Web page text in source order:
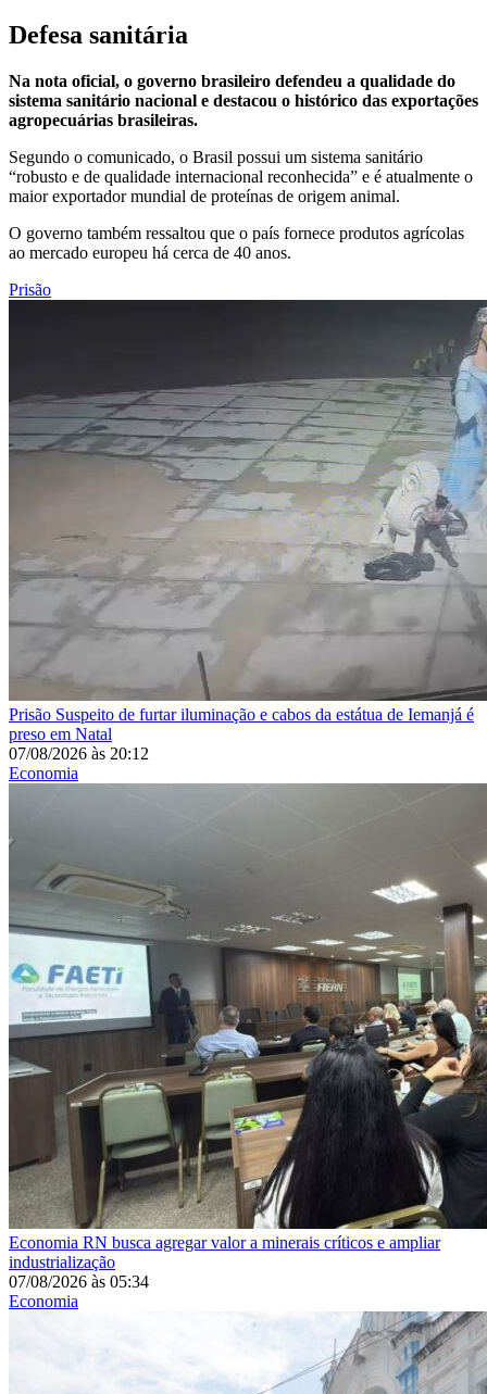
Defesa sanitária
Na nota oficial, o governo brasileiro defendeu a qualidade do
sistema sanitário nacional e destacou o histórico das exportações
agropecuárias brasileiras.
Segundo o comunicado, o Brasil possui um sistema sanitário
“robusto e de qualidade internacional reconhecida” e é atualmente o
maior exportador mundial de proteínas de origem animal.
O governo também ressaltou que o país fornece produtos agrícolas
ao mercado europeu há cerca de 40 anos.
Prisão
Prisão Suspeito de furtar iluminação e cabos da estátua de Iemanjá é
preso em Natal
07/08/2026 às 20:12
Economia
Economia RN busca agregar valor a minerais críticos e ampliar
industrialização
07/08/2026 às 05:34
Economia